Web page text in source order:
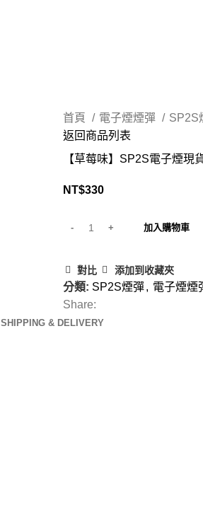
首頁 電子煙煙彈 SP2S
返回商品列表
【草莓味】SP2S電子煙現
NT$330
加入購物車
對比 添加到收藏夾
分類: SP2S煙彈, 電子煙煙
Share:
SHIPPING & DELIVERY